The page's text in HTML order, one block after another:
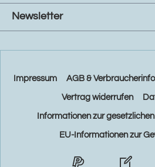
Newsletter
Impressum AGB & Verbraucherinfo
Vertrag widerrufen
Informationen zur
EU-Informationen zur